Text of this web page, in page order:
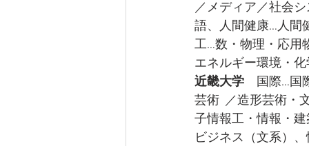
／メディア／社会
語、人間健康…人間
工…数・物理・応用
エネルギー環境・
近畿大学 国際…国
芸術  ／造形芸術・
子情報工・情報・
ビジネス（文系）